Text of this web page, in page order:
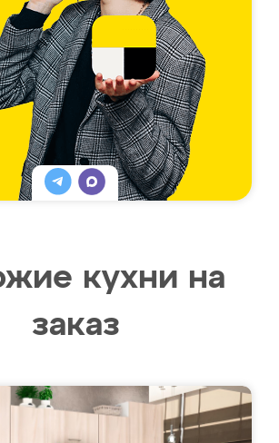
кухни на
заказ